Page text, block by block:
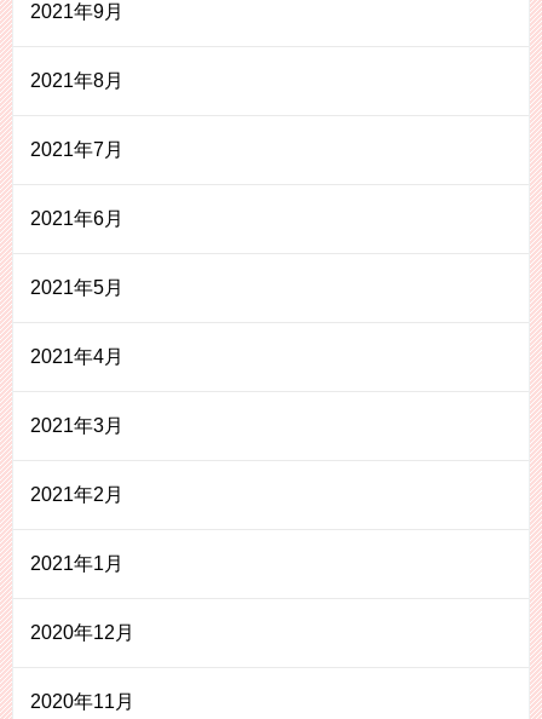
2021年9月
2021年8月
2021年7月
2021年6月
2021年5月
2021年4月
2021年3月
2021年2月
2021年1月
2020年12月
2020年11月